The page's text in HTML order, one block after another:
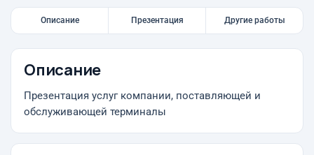
Описание Презентация Другие работы
Описание
Презентация услуг компании, поставляющей и
обслуживающей терминалы